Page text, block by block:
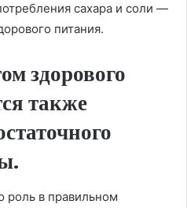
сахара и соли —
питания.
здорового
также
роль в правильном